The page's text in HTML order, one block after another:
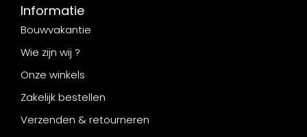
Informatie
Bouwvakantie
Wie zijn wij ?
Onze winkels
Zakelijk bestellen
Verzenden & retourneren